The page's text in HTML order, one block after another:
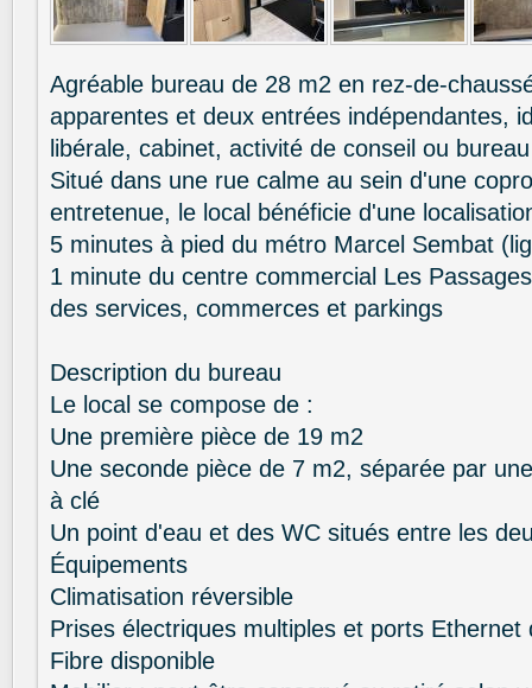
Agréable bureau de 28 m2 en rez-de-
apparentes et deux entrées indépendantes,
libérale, cabinet, activité de conseil ou
Situé dans une rue calme au sein d'une
entretenue, le local bénéficie d'une
5 minutes à pied du métro Marcel Sembat
1 minute du centre commercial Les
des services, commerces et parkings
Description du bureau
Le local se compose de :
Une première pièce de 19 m2
Une seconde pièce de 7 m2, séparée par
à clé
Un point d'eau et des WC situés entre les
Équipements
Climatisation réversible
Prises électriques multiples et ports Ethernet
Fibre disponible